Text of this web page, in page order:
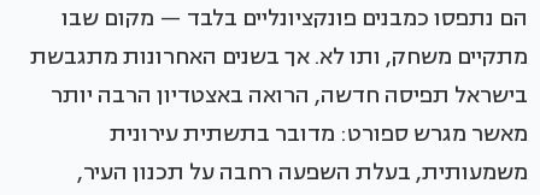
הם נתפסו כמבנים פונקציונליים בלבד — מקום שבו
מתקיים משחק, ותו לא. אך בשנים האחרונות מתגבשת
בישראל תפיסה חדשה, הרואה באצטדיון הרבה יותר
מאשר מגרש ספורט: מדובר בתשתית עירונית
משמעותית, בעלת השפעה רחבה על תכנון העיר,